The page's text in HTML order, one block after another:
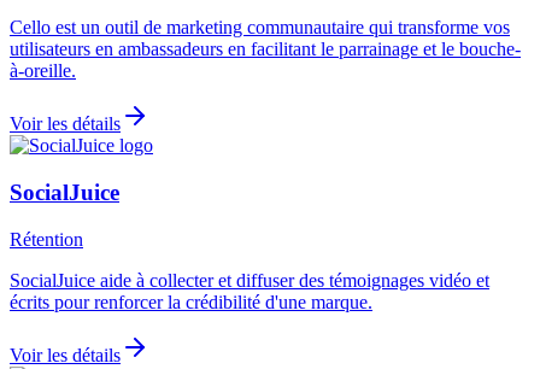
Cello est un outil de marketing communautaire qui transforme vos
utilisateurs en ambassadeurs en facilitant le parrainage et le bouche-
à-oreille.
Voir les détails
SocialJuice
Rétention
SocialJuice aide à collecter et diffuser des témoignages vidéo et
écrits pour renforcer la crédibilité d'une marque.
Voir les détails